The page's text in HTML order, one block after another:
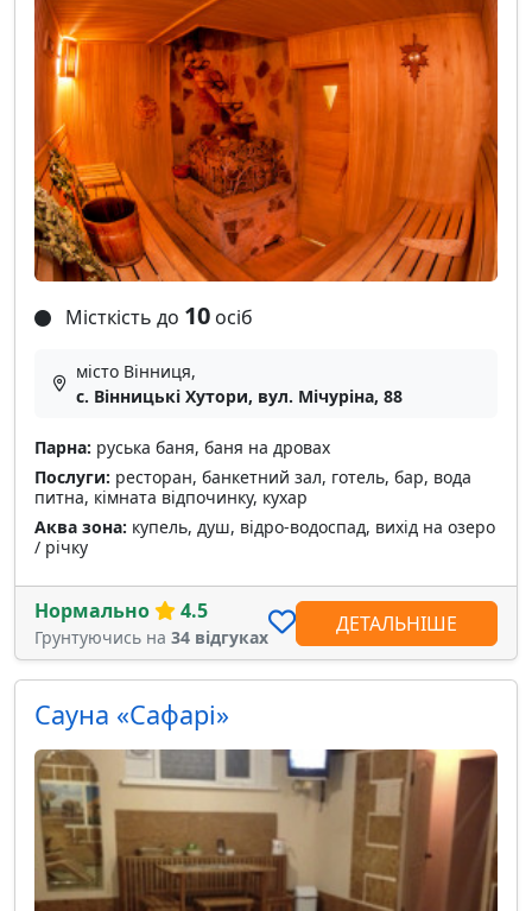
Місткість до 10 осіб
місто Вінниця,
с. Вінницькі Хутори, вул. Мічуріна, 88
Парна: руська баня, баня на дровах
Послуги: ресторан, банкетний зал, готель, бар, вода
питна, кімната відпочинку, кухар
Аква зона: купель, душ, відро-водоспад, вихід на озеро
/ річку
Нормально 4.5
Грунтуючись на 34 відгуках
ДЕТАЛЬНІШЕ
Сауна «Сафарі»